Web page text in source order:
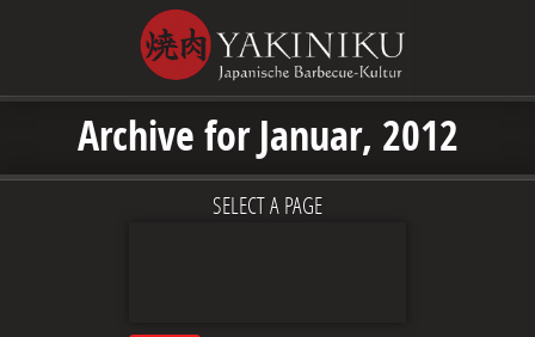
SELECT A PAGE
Archive for Januar, 2012